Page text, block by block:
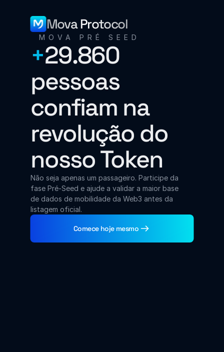
Mova Protocol
MOVA PRÉ SEED
+29.860
pessoas
confiam na
revolução do
nosso Token
Não seja apenas um passageiro. Participe da
fase Pré-Seed e ajude a validar a maior base
de dados de mobilidade da Web3 antes da
listagem oficial.
Comece hoje mesmo